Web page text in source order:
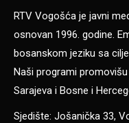
RTV Vogošća je javni
osnovan 1996. godine.
bosanskom jeziku sa
Naši programi
Sarajeva i Bosne i
Sjedište: Jošanička 33,